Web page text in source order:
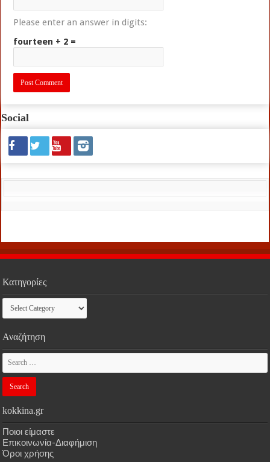
Please enter an answer in digits:
fourteen + 2 =
Social
Κατηγορίες
Κατηγορίες
Αναζήτηση
kokkina.gr
Ποιοι είμαστε
Επικοινωνία-Διαφήμιση
Όροι χρήσης